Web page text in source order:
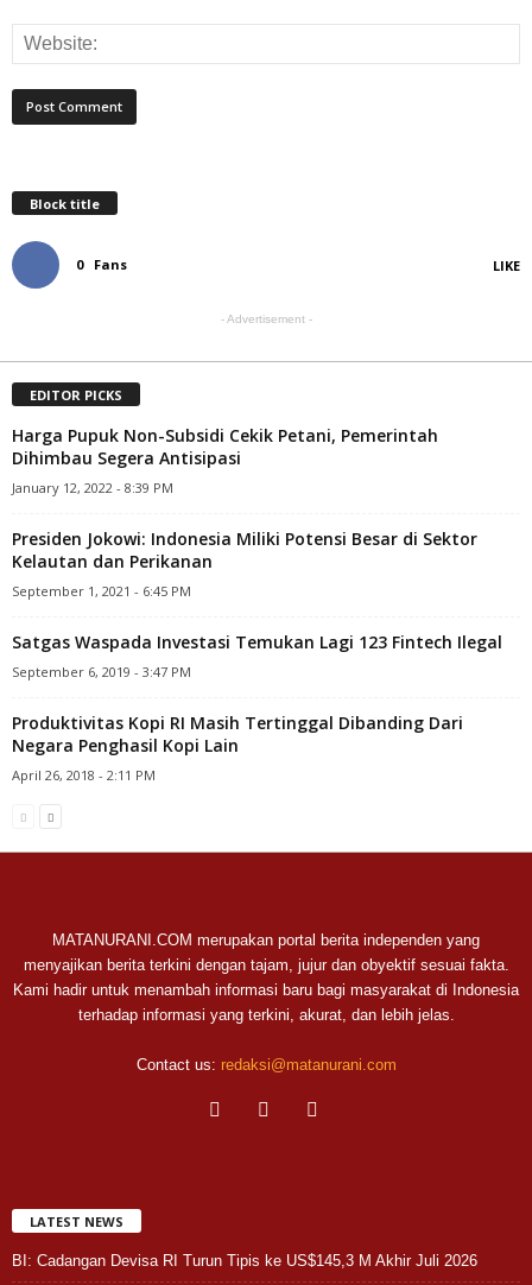
Block title
0 Fans LIKE
- Advertisement -
EDITOR PICKS
Harga Pupuk Non-Subsidi Cekik Petani, Pemerintah
Dihimbau Segera Antisipasi
January 12, 2022 - 8:39 PM
Presiden Jokowi: Indonesia Miliki Potensi Besar di Sektor
Kelautan dan Perikanan
September 1, 2021 - 6:45 PM
Satgas Waspada Investasi Temukan Lagi 123 Fintech Ilegal
September 6, 2019 - 3:47 PM
Produktivitas Kopi RI Masih Tertinggal Dibanding Dari
Negara Penghasil Kopi Lain
April 26, 2018 - 2:11 PM
MATANURANI.COM merupakan portal berita independen yang
menyajikan berita terkini dengan tajam, jujur dan obyektif sesuai fakta.
Kami hadir untuk menambah informasi baru bagi masyarakat di Indonesia
terhadap informasi yang terkini, akurat, dan lebih jelas.
Contact us: redaksi@matanurani.com
LATEST NEWS
BI: Cadangan Devisa RI Turun Tipis ke US$145,3 M Akhir Juli 2026